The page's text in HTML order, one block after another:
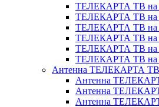
ТЕЛЕКАРТА ТВ на
ТЕЛЕКАРТА ТВ на
ТЕЛЕКАРТА ТВ на
ТЕЛЕКАРТА ТВ на
ТЕЛЕКАРТА ТВ на
ТЕЛЕКАРТА ТВ на
Антенна ТЕЛЕКАРТА ТВ
Антенна
Антенна
Антенна